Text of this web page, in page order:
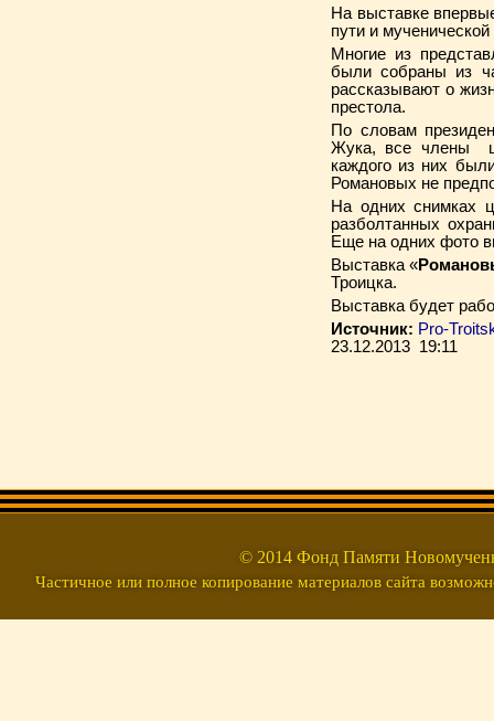
На выставке
пути и
Многие из
были собраны из
рассказывают о
престола.
По словам
Жука, все члены
каждого из них
Романовых не
На одних снимках
разболтанных
Еще на одних фото
Выставка «
Троицка.
Выставка будет
Источник: Pro-
23.12.2013 19:11
© 2014 Фонд Памяти
Частичное или полное копирование материалов сайта